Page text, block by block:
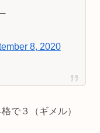
8, 2020
で３（ギメル）